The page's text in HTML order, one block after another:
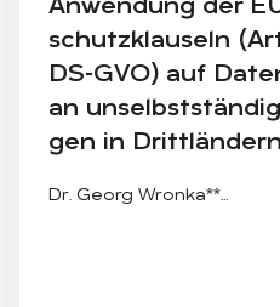
An­wen­dung der
schutz­klau­seln
DS-GVO) auf
an
gen in
Dr. Georg Wronka**…